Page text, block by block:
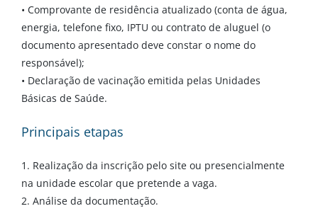
• Comprovante de residência atualizado (conta de água,
energia, telefone fixo, IPTU ou contrato de aluguel (o
documento apresentado deve constar o nome do
responsável);
• Declaração de vacinação emitida pelas Unidades
Básicas de Saúde.
Principais etapas
1. Realização da inscrição pelo site ou presencialmente
na unidade escolar que pretende a vaga.
2. Análise da documentação.